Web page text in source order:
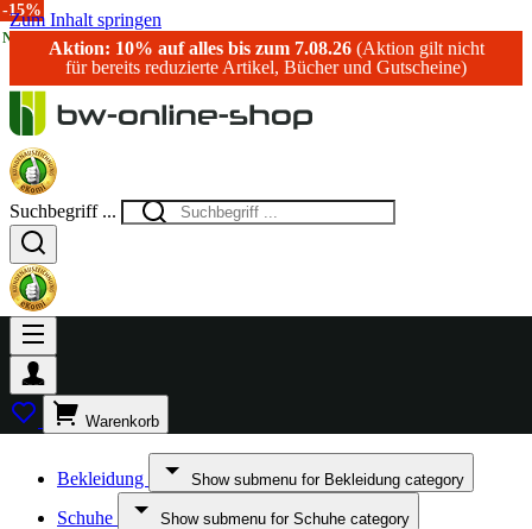
Zum Inhalt springen
Aktion: 10% auf alles bis zum 7.08.26(Aktion gilt nicht
für bereits reduzierte Artikel, Bücher und Gutscheine)
Suchbegriff ...
Warenkorb
Bekleidung Show submenu for Bekleidung category
Schuhe Show submenu for Schuhe category
-20%
-15%
-10%
NEU!
-14%
-15%